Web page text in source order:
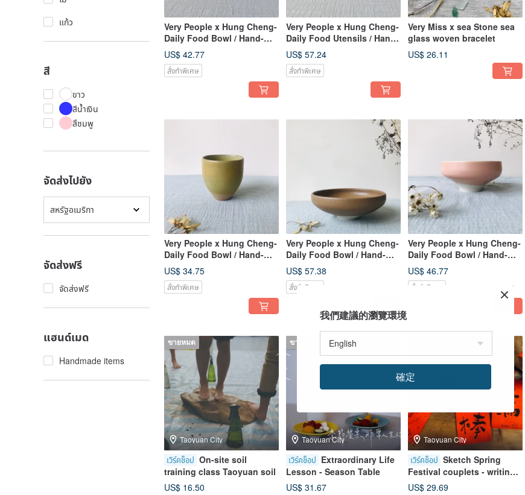
แก้ว
สี
ขาว
สีน้ำเงิน
สึชมพู
จัดส่งไปยัง
สหรัฐอเมริกา
จัดส่งฟรี
จัดส่งฟรี
แฮนด์เมด
Handmade items
Very People x Hung Cheng-
Daily Food Bowl / Hand-
drawn Broken Porcelain
Bowl
US$ 42.77
สั่งทำพิเศษ
Very People x Hung Cheng-
Daily Food Utensils / Hand-
pull Broken Porcelain
Plates
US$ 57.24
สั่งทำพิเศษ
Very Miss x sea Stone sea
glass woven bracelet
US$ 26.11
Very People x Hung Cheng-
Daily Food Bowl / Hand-
drawn Broken Pottery Cup
US$ 34.75
สั่งทำพิเศษ
Very People x Hung Cheng-
Daily Food Bowl / Hand-
drawn Broken Porcelain
Bowl
US$ 57.38
สั่งทำพิเศษ
Very People x Hung Cheng-
Daily Food Bowl / Hand-
drawn Broken Porcelain
Bowl
US$ 46.77
สั่งทำพิเศษ
ขายหมด
Taoyuan City
เวิร์คช็อป On-site soil
training class Taoyuan soil
US$ 16.50
ขายหมด
Taoyuan City
เวิร์คช็อป Extraordinary Life
Lesson - Season Table
US$ 31.67
Taoyuan City
เวิร์คช็อป Sketch Spring
Festival couplets - writing
flash mob experience class
US$ 29.69
我們建議的瀏覽環境
確定